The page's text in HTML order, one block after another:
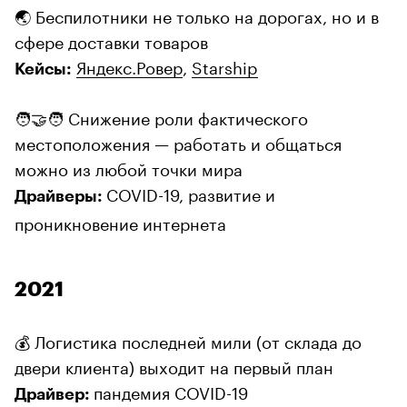
🌏 Беспилотники не только на дорогах, но и в
сфере доставки товаров
Кейсы: Яндекс.Ровер Starship
🧑‍🤝‍🧑 Снижение роли фактического
местоположения — работать и общаться
можно из любой точки мира
Драйверы: COVID-19, развитие и
проникновение интернета
2021
💰 Логистика последней мили (от склада до
двери клиента) выходит на первый план
Драйвер: пандемия COVID-19